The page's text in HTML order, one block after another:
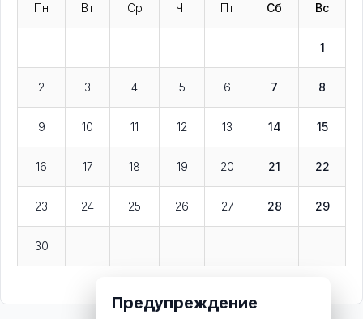
Пн Вт Ср Чт Пт Сб Вс
1
2 3 4 5 6 7 8
9 10 11 12 13 14 15
16 17 18 19 20 21 22
23 24 25 26 27 28 29
30
Предупреждение